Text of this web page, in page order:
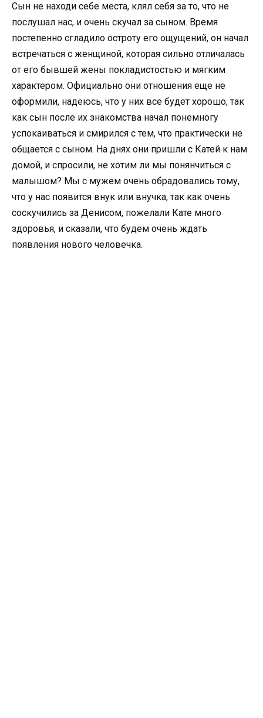
Сын не находи себе места, клял себя за то, что не
послушал нас, и очень скучал за сыном. Время
постепенно сгладило остроту его ощущений, он начал
встречаться с женщиной, которая сильно отличалась
от его бывшей жены покладистостью и мягким
характером. Официально они отношения еще не
оформили, надеюсь, что у них все будет хорошо, так
как сын после их знакомства начал понемногу
успокаиваться и смирился с тем, что практически не
общается с сыном. На днях они пришли с Катей к нам
домой, и спросили, не хотим ли мы понянчиться с
малышом? Мы с мужем очень обрадовались тому,
что у нас появится внук или внучка, так как очень
соскучились за Денисом, пожелали Кате много
здоровья, и сказали, что будем очень ждать
появления нового человечка.